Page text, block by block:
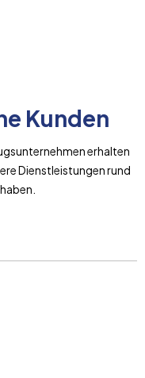
Kunden
erhalten
Dienstleistungen rund